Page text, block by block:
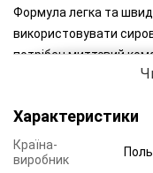
Формула легка та
використовувати
потрібен миттєвий
простий ритуал
одягніть бавовняні
Регулярне
зменшувати
Характеристики
Країна-
виробник